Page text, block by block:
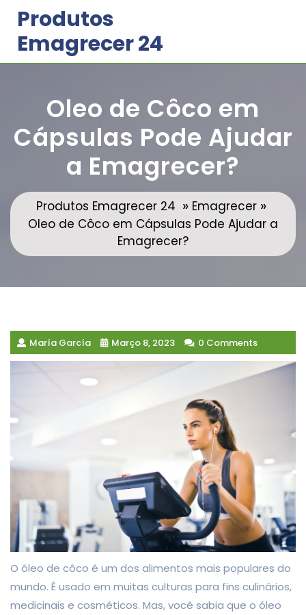
content
Produtos
Emagrecer 24
Oleo de Côco em
Cápsulas Pode Ajudar
a Emagrecer?
Produtos Emagrecer 24 » Emagrecer »
Oleo de Côco em Cápsulas Pode Ajudar a
Emagrecer?
María García Março 8, 2023 0 Comments
O óleo de côco é um dos alimentos mais populares do
mundo. É usado em muitas culturas para fins culinários,
medicinais e cosméticos. Mas, você sabia que o óleo